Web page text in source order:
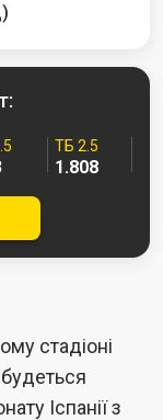
ТБ 2.5
1.808
стадіоні
Іспанії з